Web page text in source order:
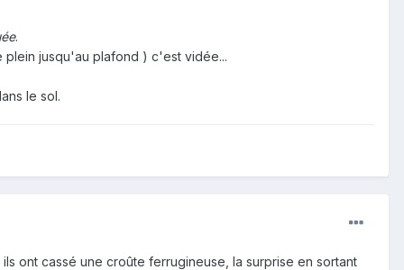
.
jusqu'au plafond ) c'est vidée...
le sol.
ont cassé une croûte ferrugineuse, la surprise en sortant